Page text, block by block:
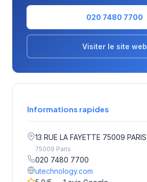
020 7480 7700
Visiter le site web
Informations rapides
13 RUE LA FAYETTE 75009 PARIS
75009 Paris
020 7480 7700
utechnology.com